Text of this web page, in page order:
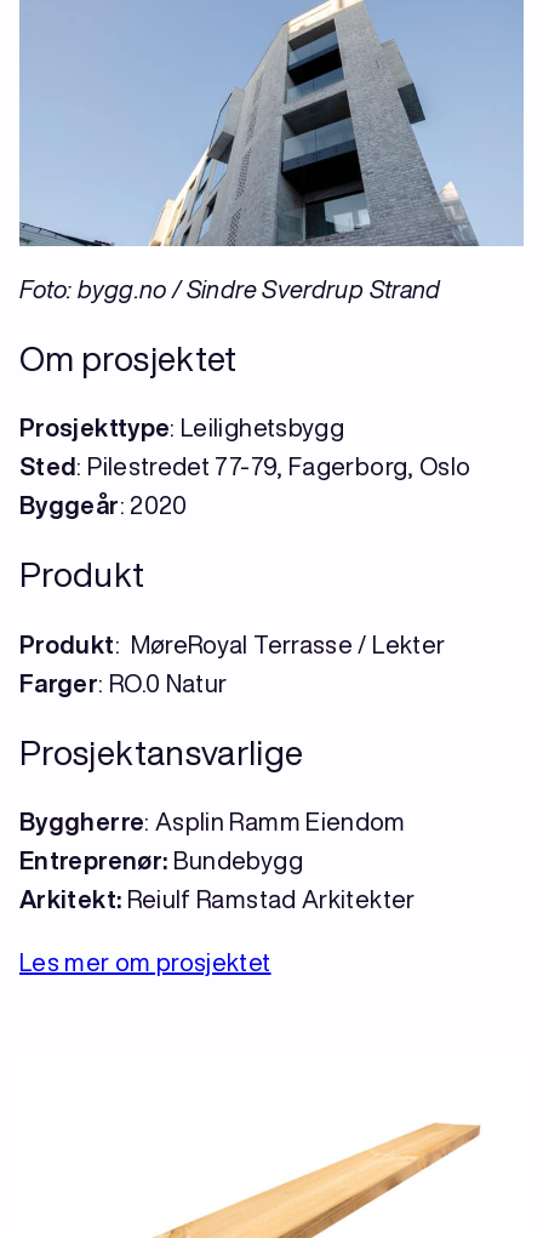
Foto: bygg.no / Sindre Sverdrup Strand
Om prosjektet
Prosjekttype: Leilighetsbygg
Sted : Pilestredet 77-79, Fagerborg, Oslo
Byggeår: 2020
Produkt
Produkt: MøreRoyal Terrasse / Lekter
Farger: RO.0 Natur
Prosjektansvarlige
Byggherre: Asplin Ramm Eiendom
Entreprenør: Bundebygg
Arkitekt: Reiulf Ramstad Arkitekter
Les mer om prosjektet